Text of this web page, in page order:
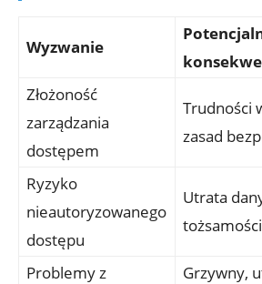
Wyzwanie
Złożoność
zarządzania
‍dostępem
Trudności
‍zasad
Ryzyko⁣
nieautoryzowanego
dostępu
Utrata
tożsamości
Problemy z
Grzywny,